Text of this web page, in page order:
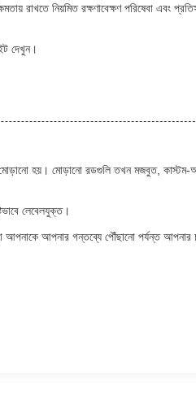
রাখতে নিয়মিত রক্ষণাবেক্ষণ পরিষেবা এবং
দেখুন।
মোড়ানো হয়। মোড়ানো রডগুলি তখন মজবুত, কাস্টম-
লেবেলযুক্ত।
যা আপনাকে আপনার গন্তব্যে পৌঁছানো পর্যন্ত আপনার